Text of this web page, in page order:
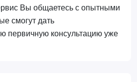
Вы общаетесь с опытными
смогут дать
первичную консультацию уже